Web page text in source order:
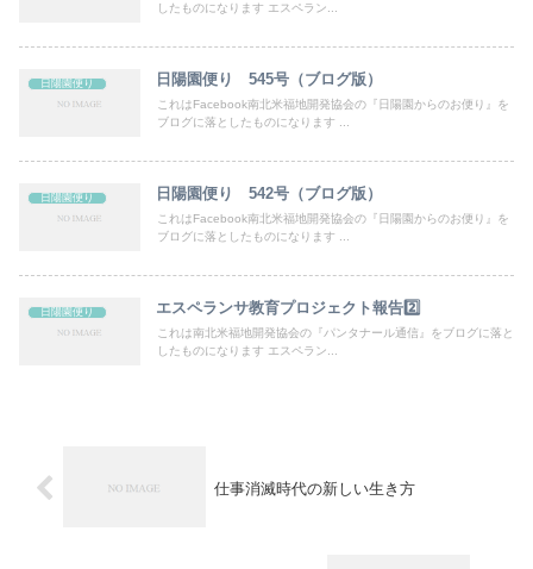
したものになります エスペラン...
日陽園便り 日陽園便り 545号（ブログ版）
これはFacebook南北米福地開発協会の『日陽園からのお便り』を
ブログに落としたものになります ...
日陽園便り 日陽園便り 542号（ブログ版）
これはFacebook南北米福地開発協会の『日陽園からのお便り』を
ブログに落としたものになります ...
日陽園便り エスペランサ教育プロジェクト報告2️⃣
これは南北米福地開発協会の『パンタナール通信』をブログに落と
したものになります エスペラン...
仕事消滅時代の新しい生き方